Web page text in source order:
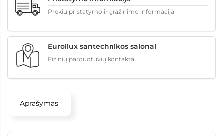
Prekių pristatymo ir grąžinimo informacija
Euroliux santechnikos salonai
Fizinių parduotuvių kontaktai
Aprašymas